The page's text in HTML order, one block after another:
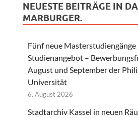
NEUESTE BEITRÄGE IN
MARBURGER.
Fünf neue Masterstudiengänge
Studienangebot –
August und September der
Universität
6. August 2026
Stadtarchiv Kassel in neuen